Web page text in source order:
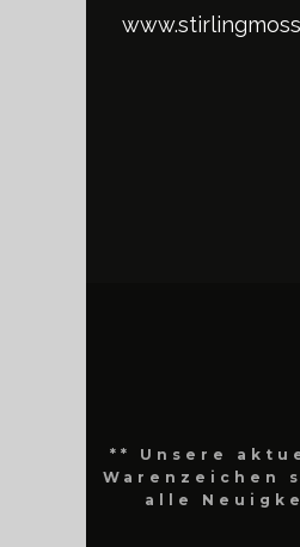
** Unsere
Warenzeichen
alle